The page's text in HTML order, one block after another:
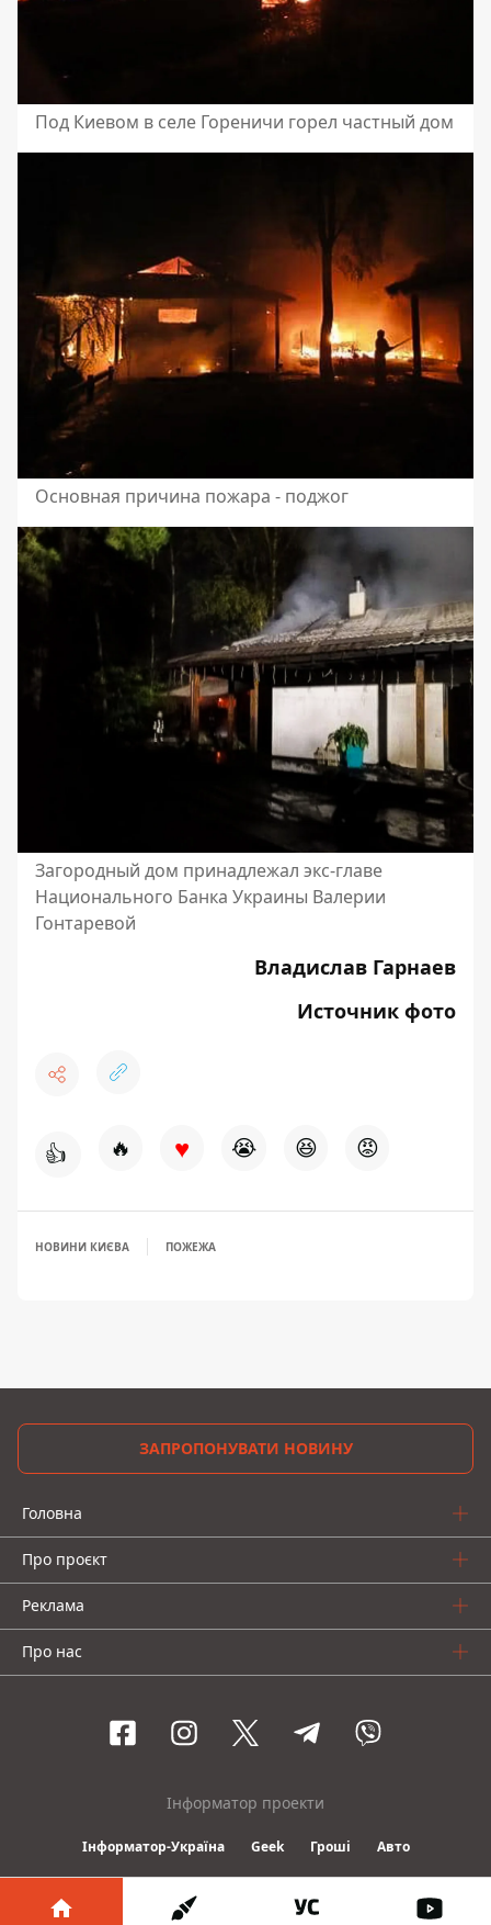
Под Киевом в селе Гореничи горел частный дом
Основная причина пожара - поджог
Загородный дом принадлежал экс-главе
Национального Банка Украины Валерии
Гонтаревой
Владислав Гарнаев
Источник фото
👍 🔥 ♥ 😭 😆 😡
НОВИНИ КИЄВА ПОЖЕЖА
ЗАПРОПОНУВАТИ НОВИНУ
Головна
Про проєкт
Реклама
Про нас
Інформатор проекти
Інформатор-Україна Geek Гроші Авто
© 2016-2026 Informator